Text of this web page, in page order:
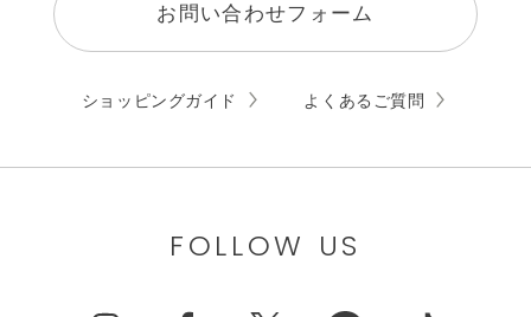
お問い合わせフォーム
ショッピングガイド よくあるご質問
FOLLOW US